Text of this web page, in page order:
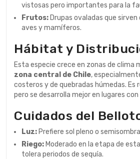
vistosas pero importantes para la
Frutos: Drupas ovaladas que
aves y mamíferos.
Hábitat y
Esta especie crece en zonas de clima
zona central de Chile,
costeros y de quebradas húmedas. Es
pero se desarrolla mejor en lugares
Cuidados del
Luz: Prefiere sol pleno o
Riego: Moderado en la etapa de
tolera periodos de sequía.